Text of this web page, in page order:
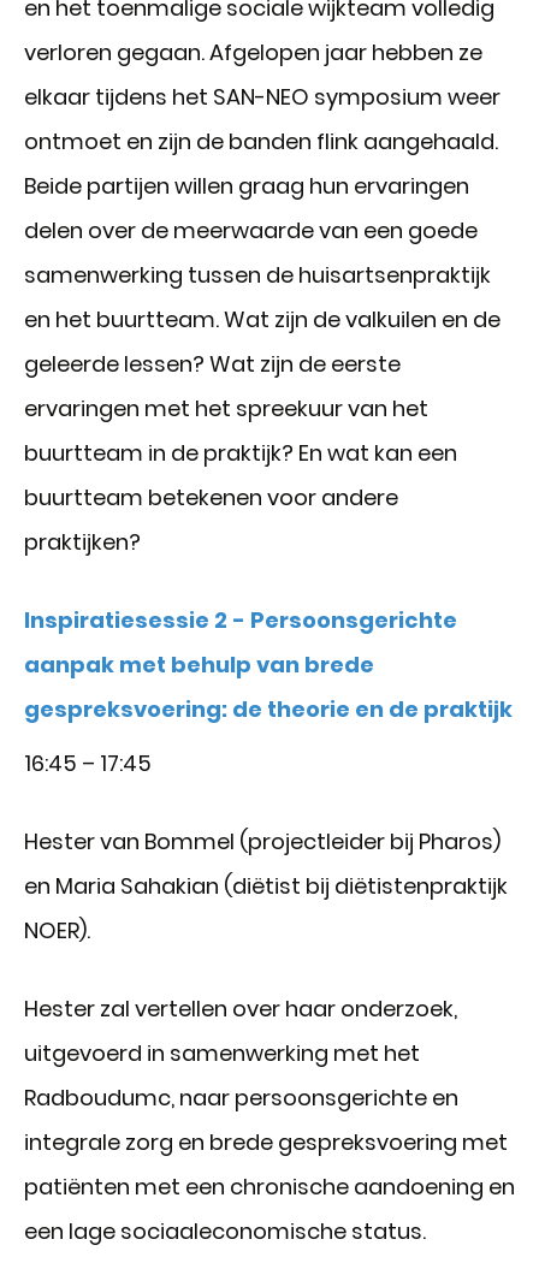
en het toenmalige sociale wijkteam volledig
verloren gegaan. Afgelopen jaar hebben ze
elkaar tijdens het SAN-NEO symposium weer
ontmoet en zijn de banden flink aangehaald.
Beide partijen willen graag hun ervaringen
delen over de meerwaarde van een goede
samenwerking tussen de huisartsenpraktijk
en het buurtteam. Wat zijn de valkuilen en de
geleerde lessen? Wat zijn de eerste
ervaringen met het spreekuur van het
buurtteam in de praktijk? En wat kan een
buurtteam betekenen voor andere
praktijken?
Inspiratiesessie 2 - Persoonsgerichte
aanpak met behulp van brede
gespreksvoering: de theorie en de praktijk
16:45 – 17:45
Hester van Bommel (projectleider bij Pharos)
en Maria Sahakian (diëtist bij diëtistenpraktijk
NOER).
Hester zal vertellen over haar onderzoek,
uitgevoerd in samenwerking met het
Radboudumc, naar persoonsgerichte en
integrale zorg en brede gespreksvoering met
patiënten met een chronische aandoening en
een lage sociaaleconomische status.